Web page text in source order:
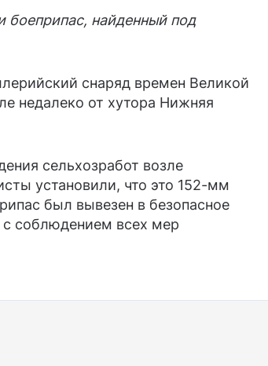
боеприпас, найденный под
снаряд времен Великой
недалеко от хутора Нижняя
сельхозработ возле
установили, что это 152-мм
был вывезен в безопасное
соблюдением всех мер